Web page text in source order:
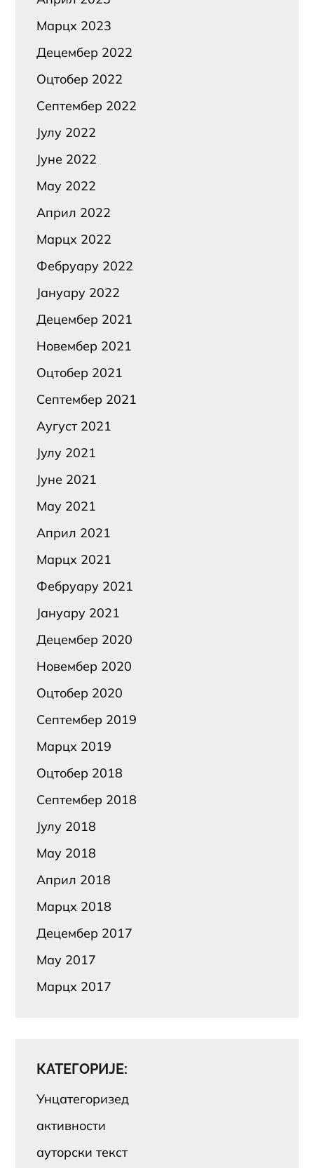
Марцх 2023
Децембер 2022
Оцтобер 2022
Септембер 2022
Јулy 2022
Јуне 2022
Маy 2022
Април 2022
Марцх 2022
Фебруарy 2022
Јануарy 2022
Децембер 2021
Новембер 2021
Оцтобер 2021
Септембер 2021
Аугуст 2021
Јулy 2021
Јуне 2021
Маy 2021
Април 2021
Марцх 2021
Фебруарy 2021
Јануарy 2021
Децембер 2020
Новембер 2020
Оцтобер 2020
Септембер 2019
Марцх 2019
Оцтобер 2018
Септембер 2018
Јулy 2018
Маy 2018
Април 2018
Марцх 2018
Децембер 2017
Маy 2017
Марцх 2017
КАТЕГОРИЈЕ:
Унцатегоризед
активности
ауторски текст